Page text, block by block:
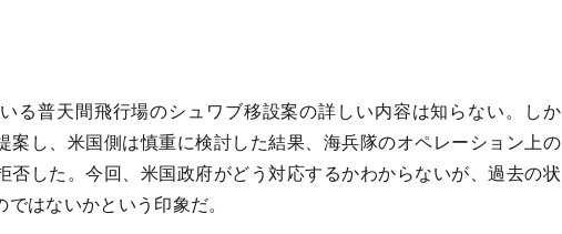
る普天間飛行場のシュワブ移設案の詳しい内容は知らない。しか
案し、米国側は慎重に検討した結果、海兵隊のオペレーション上の
否した。今回、米国政府がどう対応するかわからないが、過去の状
はないかという印象だ。